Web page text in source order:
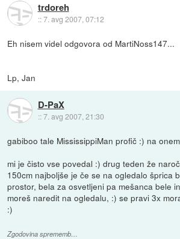
trdoreh
::7. avg 2007, 07:12
Eh nisem videl odgovora od MartiNoss147...
Lp, Jan
D-PaX
::7. avg 2007, 21:30
gabiboo tale MississippiMan profič :) na
mi je čisto vse povedal :) drug teden že
150cm najboljše je če se na ogledalo šprica
prostor, bela za osvetljeni pa mešanca bele
moreš naredit na ogledalu, :) se pravi 3x
:)
Zgodovina sprememb…